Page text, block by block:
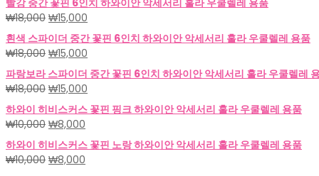
₩18,000 원
래
가
격:
₩18,000.
₩15,000
재
가
격:
₩15,000.
흰색 스파이더 중간 꽃핀 6인치 하와이안 악세서리 훌라 우쿨렐레 용품
₩18,000 원
래
가
격:
₩18,000.
₩15,000
재
가
격:
₩15,000.
파랑보라 스파이더 중간 꽃핀 6인치 하와이안 악세서리 훌라 우쿨렐레
₩18,000 원
래
가
격:
₩18,000.
₩15,000
재
가
₩15,000.
하와이 히비스커스 꽃핀 핑크 하와이안 악세서리 훌라 우쿨렐레 용품
₩10,000 원
래
가
격:
₩8,000
재
가
격:
하와이 히비스커스 꽃핀 노랑 하와이안 악세서리 훌라 우쿨렐레 용품
₩10,000 원
₩8,000